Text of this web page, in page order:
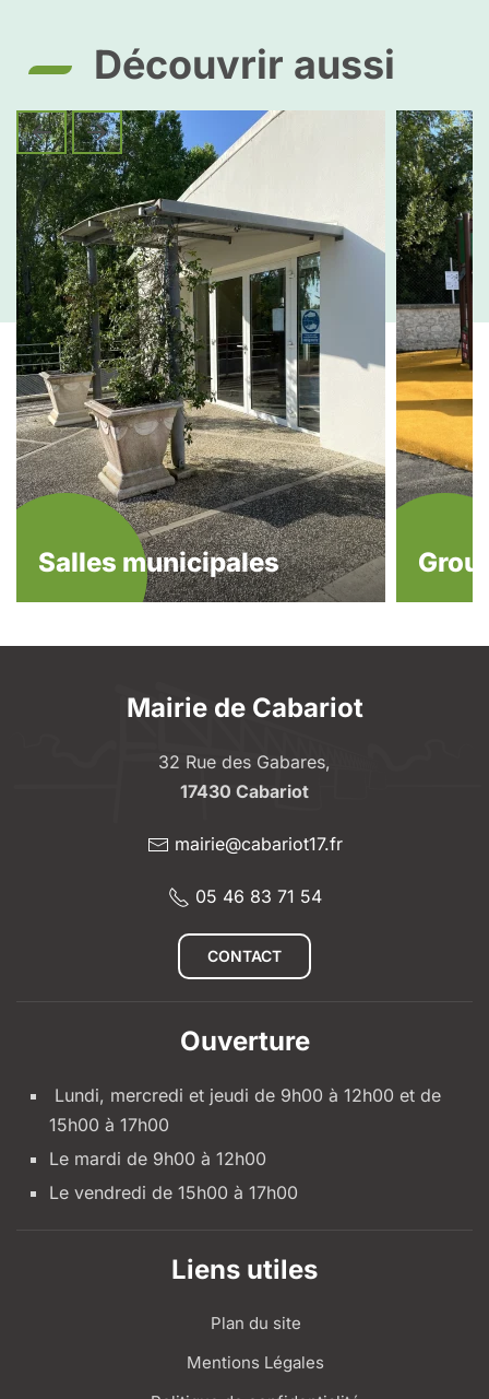
Découvrir aussi
Salles municipales
Mairie de Cabariot
32 Rue des Gabares,
17430 Cabariot
mairie@cabariot17.fr
05 46 83 71 54
CONTACT
Ouverture
Lundi, mercredi et jeudi de 9h00 à 12h00 et de
15h00 à 17h00
Le mardi de 9h00 à 12h00
Le vendredi de 15h00 à 17h00
Liens utiles
Plan du site
Mentions Légales